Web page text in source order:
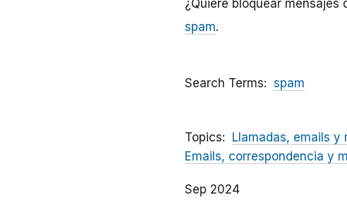
¿Quiere bloquear mensajes
spam.
Search Terms spam
Topics
Llamadas, emails y
Emails, correspondencia y
Sep 2024